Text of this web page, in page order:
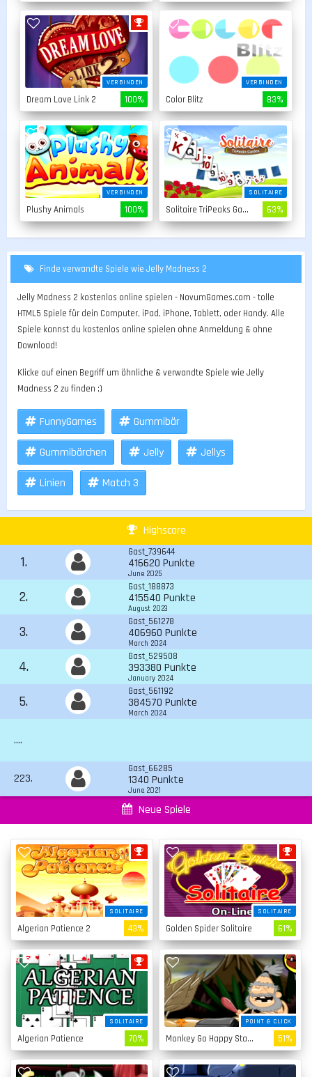
VERBINDEN
Dream Love Link 2 100%
VERBINDEN
Color Blitz 83%
VERBINDEN
Plushy Animals 100%
SOLITAIRE
Solitaire TriPeaks Garden 63%
Finde verwandte Spiele wie Jelly Madness 2
Jelly Madness 2 kostenlos online spielen - NovumGames.com - tolle
HTML5 Spiele für dein Computer, iPad, iPhone, Tablett, oder Handy. Alle
Spiele kannst du kostenlos online spielen ohne Anmeldung & ohne
Download!
Klicke auf einen Begriff um ähnliche & verwandte Spiele wie Jelly
Madness 2 zu finden ;)
FunnyGames Gummibär
Gummibärchen Jelly Jellys
Linien Match 3
Highscore
1.
Gast_739644
416620 Punkte
June 2025
2.
Gast_188873
415540 Punkte
August 2023
3.
Gast_561278
406960 Punkte
March 2024
4.
Gast_529508
393380 Punkte
January 2024
5.
Gast_561192
384570 Punkte
March 2024
....
223.
Gast_66285
1340 Punkte
June 2021
Neue Spiele
SOLITAIRE
Algerian Patience 2 43%
SOLITAIRE
Golden Spider Solitaire 61%
SOLITAIRE
Algerian Patience 70%
POINT & CLICK
Monkey Go Happy Stage 4 51%